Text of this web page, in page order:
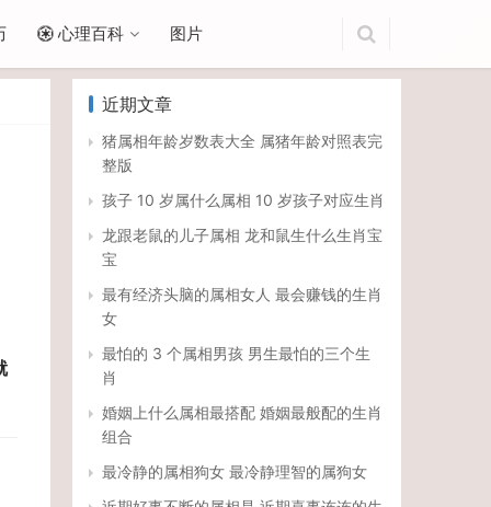
心理百科 图片
近期文章
猪属相年龄岁数表大全 属猪年龄对照表完
整版
孩子 10 岁属什么属相 10 岁孩子对应生肖
龙跟老鼠的儿子属相 龙和鼠生什么生肖宝
宝
最有经济头脑的属相女人 最会赚钱的生肖
女
最怕的 3 个属相男孩 男生最怕的三个生
肖
婚姻上什么属相最搭配 婚姻最般配的生肖
组合
最冷静的属相狗女 最冷静理智的属狗女